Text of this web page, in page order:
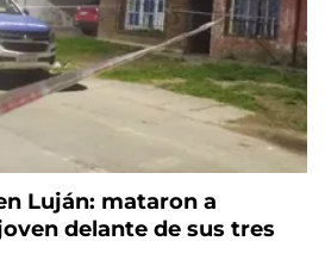
Luján: mataron a
delante de sus tres